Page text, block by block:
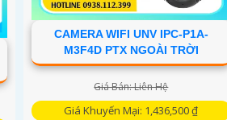
CAMERA WIFI UNV IPC-P1A-
M3F4D PTX NGOÀI TRỜI
Giá Bán: Liên Hệ
Giá Khuyến Mại: 1,436,500 ₫